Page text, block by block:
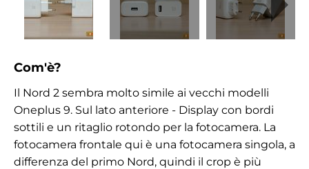
Com'è?
Il Nord 2 sembra molto simile ai vecchi modelli
Oneplus 9. Sul lato anteriore - Display con bordi
sottili e un ritaglio rotondo per la fotocamera. La
fotocamera frontale qui è una fotocamera singola, a
differenza del primo Nord, quindi il crop è più